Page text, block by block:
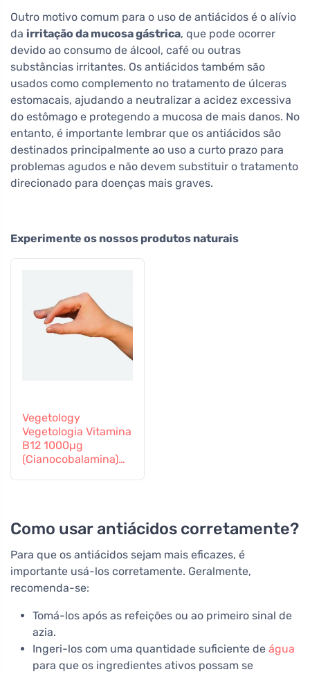
Outro motivo comum para o uso de antiácidos é o alívio
da irritação da mucosa gástrica, que pode ocorrer
devido ao consumo de álcool, café ou outras
substâncias irritantes. Os antiácidos também são
usados como complemento no tratamento de úlceras
estomacais, ajudando a neutralizar a acidez excessiva
do estômago e protegendo a mucosa de mais danos. No
entanto, é importante lembrar que os antiácidos são
destinados principalmente ao uso a curto prazo para
problemas agudos e não devem substituir o tratamento
direcionado para doenças mais graves.
Experimente os nossos produtos naturais
Vegetology
Vegetologia Vitamina
B12 1000µg
(Cianocobalamina)
Como usar antiácidos corretamente?
Para que os antiácidos sejam mais eficazes, é
importante usá-los corretamente. Geralmente,
recomenda-se:
Tomá-los após as refeições ou ao primeiro sinal de
azia.
Ingeri-los com uma quantidade suficiente de água
para que os ingredientes ativos possam se